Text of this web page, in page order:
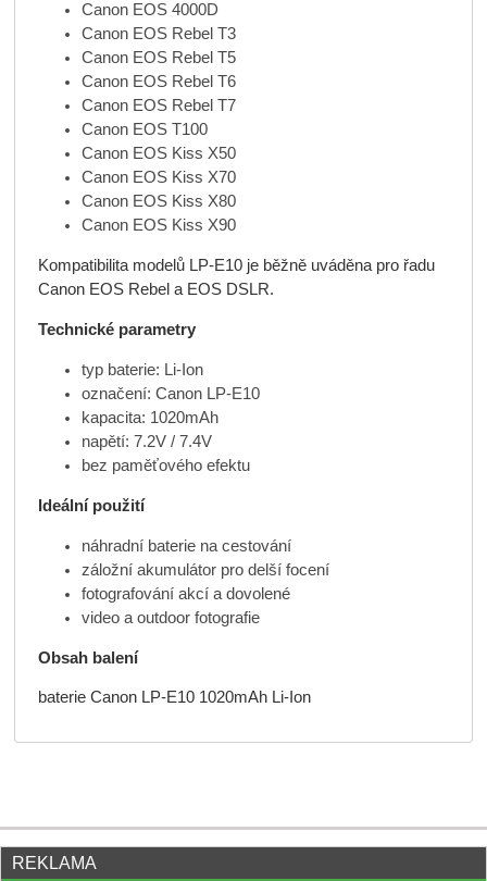
Canon EOS 4000D
Canon EOS Rebel T3
Canon EOS Rebel T5
Canon EOS Rebel T6
Canon EOS Rebel T7
Canon EOS T100
Canon EOS Kiss X50
Canon EOS Kiss X70
Canon EOS Kiss X80
Canon EOS Kiss X90
Kompatibilita modelů LP-E10 je běžně uváděna pro řadu
Canon EOS Rebel a EOS DSLR.
Technické parametry
typ baterie: Li-Ion
označení: Canon LP-E10
kapacita: 1020mAh
napětí: 7.2V / 7.4V
bez paměťového efektu
Ideální použití
náhradní baterie na cestování
záložní akumulátor pro delší focení
fotografování akcí a dovolené
video a outdoor fotografie
Obsah balení
baterie Canon LP-E10 1020mAh Li-Ion
REKLAMA